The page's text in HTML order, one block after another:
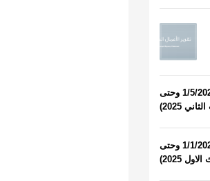
تقرير اعمال المحطة من 1/5/2025 وحتى
تقرير اعمال المحطة من 1/1/2025 وحتى